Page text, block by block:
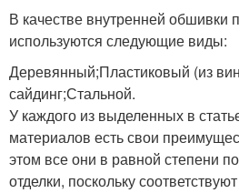
В качестве внутренней
используются следующие виды:
Деревянный;Пластиковый (из
сайдинг;Стальной.
У каждого из выделенных в
материалов есть свои
этом все они в равной степени
отделки, поскольку